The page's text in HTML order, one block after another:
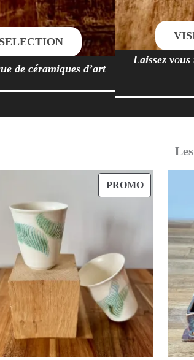
de céramiques d’art
Laissez vous
PROMOPRODUIT